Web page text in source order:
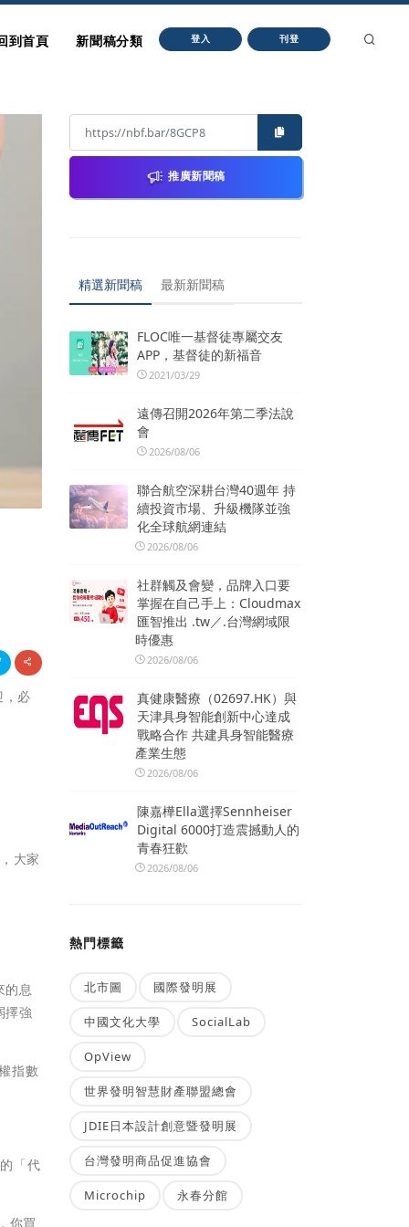
到首頁 新聞稿分類 登入 刊登
必
大家
的息
擇強
指數
「代
你買
推廣新聞稿
精選新聞稿 最新新聞稿
FLOC唯一基督徒專屬交友
APP，基督徒的新福音
2021/03/29
遠傳召開2026年第二季法說
會
2026/08/06
聯合航空深耕台灣40週年 持
續投資市場、升級機隊並強
化全球航網連結
2026/08/06
社群觸及會變，品牌入口要
掌握在自己手上：Cloudmax
匯智推出 .tw／.台灣網域限
時優惠
2026/08/06
真健康醫療（02697.HK）與
天津具身智能創新中心達成
戰略合作 共建具身智能醫療
產業生態
2026/08/06
陳嘉樺Ella選擇Sennheiser
Digital 6000打造震撼動人的
青春狂歡
2026/08/06
熱門標籤
北市圖 國際發明展
中國文化大學 SocialLab
OpView
世界發明智慧財產聯盟總會
JDIE日本設計創意暨發明展
台灣發明商品促進協會
Microchip 永春分館